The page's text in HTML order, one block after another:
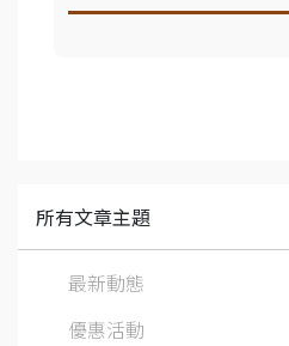
所有文章主題
最新動態
優惠活動